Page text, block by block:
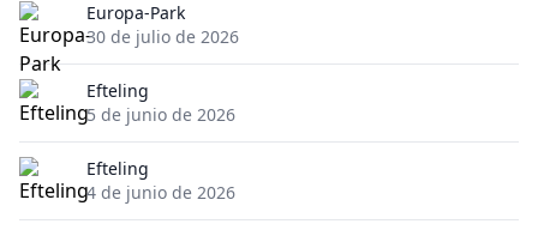
Europa-Park
30 de julio de 2026
Efteling
5 de junio de 2026
Efteling
4 de junio de 2026